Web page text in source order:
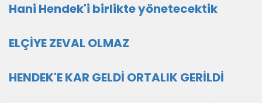
Hani Hendek'i birlikte yönetecektik
ELÇİYE ZEVAL OLMAZ
HENDEK'E KAR GELDİ ORTALIK GERİLDİ